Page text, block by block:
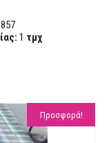
1 τμχ
Προσφορά!